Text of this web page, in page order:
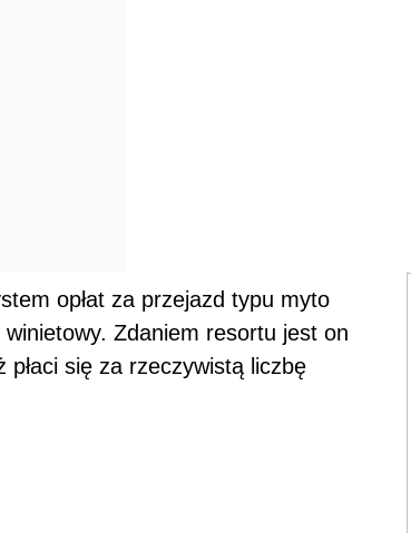
opłat za przejazd typu myto
Zdaniem resortu jest on
się za rzeczywistą liczbę